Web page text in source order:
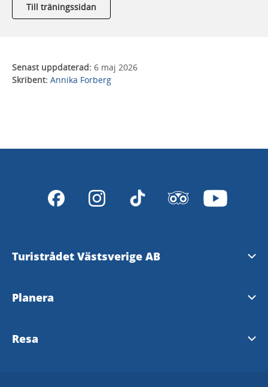
Till träningssidan
Senast uppdaterad: 6 maj 2026
Skribent: Annika Forberg
Turistrådet Västsverige AB
Tipsa om evenemang
Planera
Nyhetsbrev från Västsverige
Resa